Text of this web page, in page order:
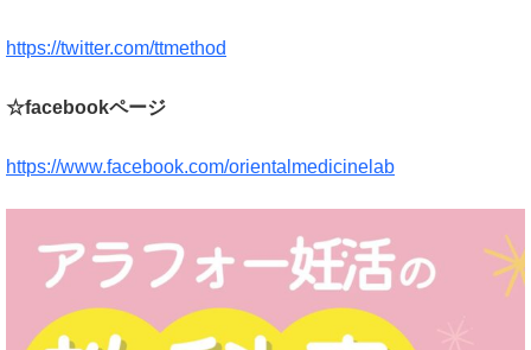
https://twitter.com/ttmethod
☆facebookページ
https://www.facebook.com/orientalmedicinelab